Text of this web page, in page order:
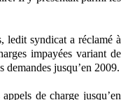
ledit syndicat a réclamé à
impayées variant de
demandes jusqu’en 2009.
de charge jusqu’en